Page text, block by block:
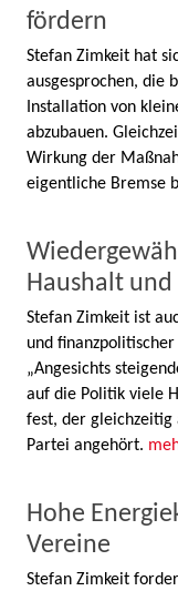
fördern
Stefan Zimkeit hat
ausgesprochen, die
Installation von
abzubauen.
Wirkung der
eigentliche Bremse
Haushalt und
Stefan Zimkeit ist
und
„Angesichts
auf die Politik viele
fest, der gleichzeitig
Partei angehört.
Hohe
Vereine
Stefan Zimkeit